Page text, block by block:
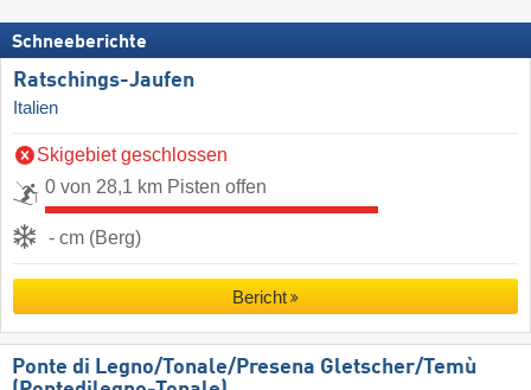
Schneeberichte
Ratschings-Jaufen
Italien
Skigebiet geschlossen
0 von 28,1 km Pisten offen
- cm (Berg)
Bericht
Ponte di Legno/​Tonale/​Presena Gletscher/​Temù